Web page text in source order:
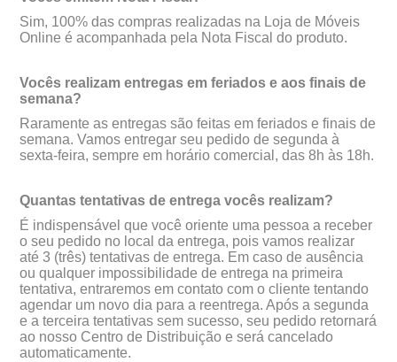
Sim, 100% das compras realizadas na Loja de Móveis
Online é acompanhada pela Nota Fiscal do produto.
Vocês realizam entregas em feriados e aos finais de
semana?
Raramente as entregas são feitas em feriados e finais de
semana. Vamos entregar seu pedido de segunda à
sexta-feira, sempre em horário comercial, das 8h às 18h.
Quantas tentativas de entrega vocês realizam?
É indispensável que você oriente uma pessoa a receber
o seu pedido no local da entrega, pois vamos realizar
até 3 (três) tentativas de entrega. Em caso de ausência
ou qualquer impossibilidade de entrega na primeira
tentativa, entraremos em contato com o cliente tentando
agendar um novo dia para a reentrega. Após a segunda
e a terceira tentativas sem sucesso, seu pedido retornar
ao nosso Centro de Distribuição e será cancelado
automaticamente.